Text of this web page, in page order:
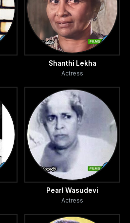
Shanthi Lekha
Actress
Pearl Wasudevi
Actress